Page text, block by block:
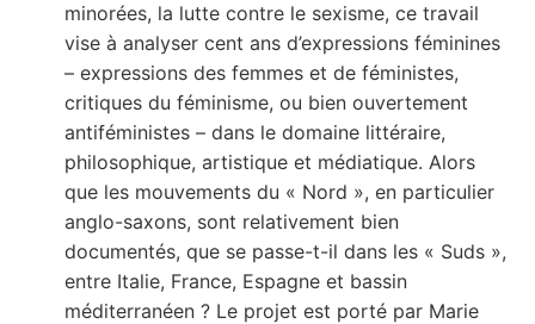
minorées, la lutte contre le sexisme, ce travail
vise à analyser cent ans d’expressions féminines
– expressions des femmes et de féministes,
critiques du féminisme, ou bien ouvertement
antiféministes – dans le domaine littéraire,
philosophique, artistique et médiatique. Alors
que les mouvements du « Nord », en particulier
anglo-saxons, sont relativement bien
documentés, que se passe-t-il dans les « Suds »,
entre Italie, France, Espagne et bassin
méditerranéen ? Le projet est porté par Marie